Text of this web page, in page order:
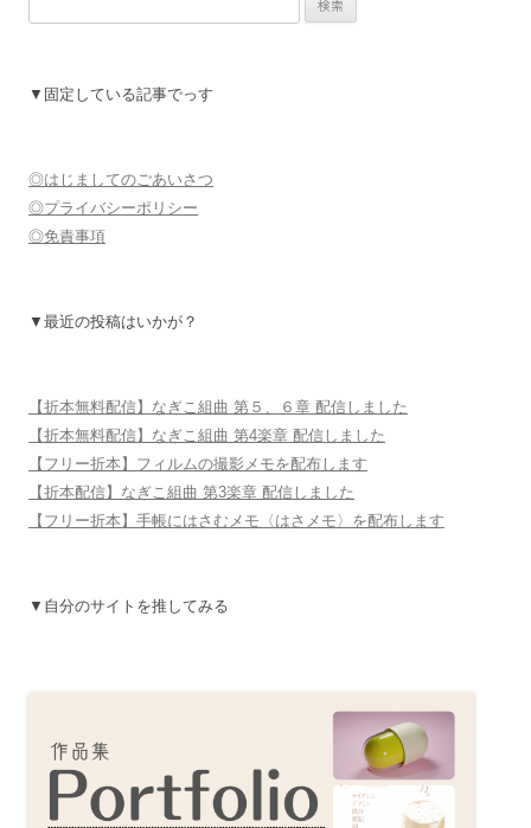
索:
▼固定している記事でっす
◎はじましてのごあいさつ
◎プライバシーポリシー
◎免責事項
▼最近の投稿はいかが？
【折本無料配信】なぎこ組曲 第５、６章 配信しました
【折本無料配信】なぎこ組曲 第4楽章 配信しました
【フリー折本】フィルムの撮影メモを配布します
【折本配信】なぎこ組曲 第3楽章 配信しました
【フリー折本】手帳にはさむメモ〈はさメモ〉を配布します
▼自分のサイトを推してみる